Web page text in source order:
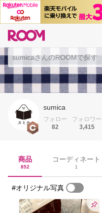
sumica
フォロー
82
フォロワー
3,415
商品
852
コーディネート
1
#オリジナル写真